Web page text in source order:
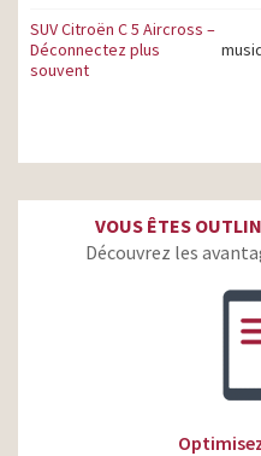
SUV Citroën C 5 Aircross –
Déconnectez plus
souvent
VOUS ÊTES
Découvrez les